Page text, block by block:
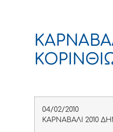
04/02/2010
ΚΑΡΝΑΒΑΛΙ 2010